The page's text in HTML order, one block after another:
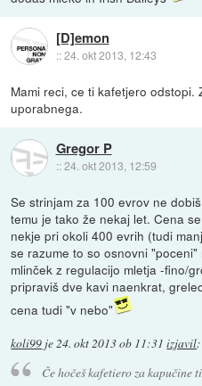
[D]emon
::24. okt 2013, 12:43
Mami reci, ce ti kafetjero odstopi.
uporabnega.
Gregor P
::24. okt 2013, 12:59
Se strinjam za 100 evrov ne
temu je tako že nekaj let. Cena
nekje pri okoli 400 evrih (tudi
se razume to so osnovni
mlinček z regulacijo mletja -fino/
pripraviš dve kavi naenkrat,
cena tudi "v nebo"
koli99 je24. okt 2013 ob 11:31 izjavil:
Če hočeš kafetiero za kapučine